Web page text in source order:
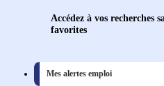
Accédez à vos recherches
favorites
Mes alertes emploi